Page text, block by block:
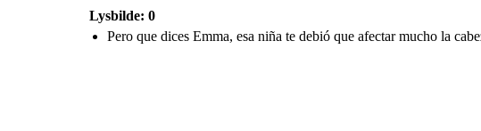
Lysbilde: 0
Pero que dices Emma, esa niña te debió que afectar mucho la